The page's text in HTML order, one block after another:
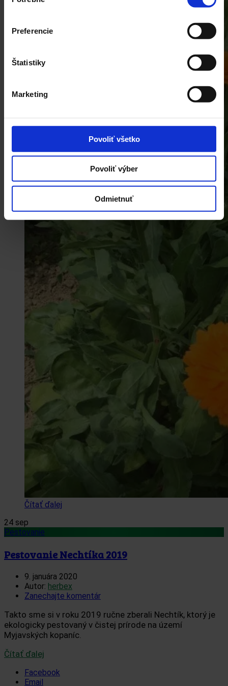
Preferencie
Štatistiky
Marketing
Povoliť všetko
Povoliť výber
Odmietnuť
Čítať ďalej
24 sep
Pestovanie
Pestovanie Nechtíka 2019
9. januára 2020
Autor: herbex
Zanechajte komentár
Takto sme si v roku 2019 ručne zberali Nechtík, ktorý je
ekologicky pestovaný v čistej prírode na území
Myjavských kopaníc.
Čítať ďalej
Facebook
Email